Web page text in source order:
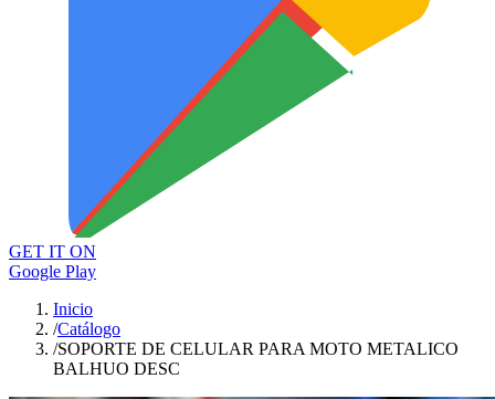
GET IT ON
Google Play
Inicio
/Catálogo
/SOPORTE DE CELULAR PARA MOTO METALICO
BALHUO DESC